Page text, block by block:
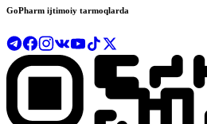
GoPharm ijtimoiy tarmoqlarda